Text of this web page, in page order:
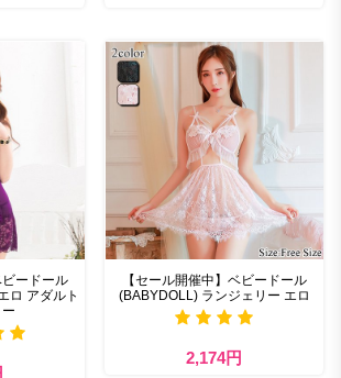
ビードール
ロ アダルト
【セール開催中】ベビードール
(BABYDOLL) ランジェリー エロ
2,174円